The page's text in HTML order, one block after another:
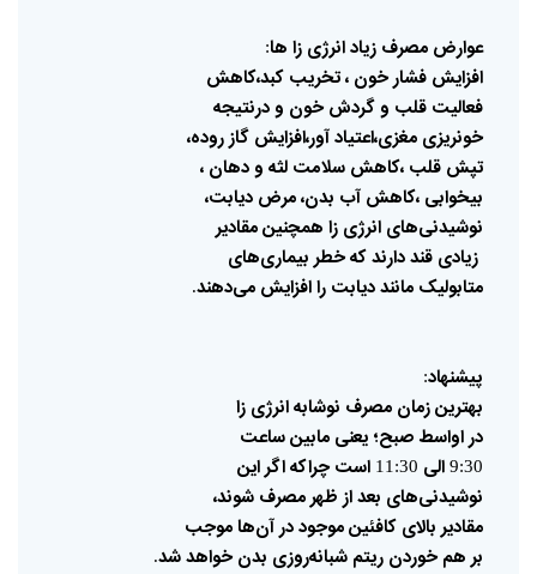
عوارض‌ مصرف زیادانرژی زا ها:
افزایش فشارخون ،تخریب کبد،کاهش
فعالیت قلب وگردش خون ودرنتیجه
خونریزی مغزی،اعتیادآور،افزایش گازروده،
تپش قلب ،کاهش سلامت لثه ودهان ،
بیخوابی ،کاهش آب بدن،مرض دیابت،
نوشیدنی‌های انرژی زا همچنینمقادیر
زیادی قنددارندکهخطر بیماری‌های
متابولیک ماننددیابت راافزایش می‌دهند.
پیشنهاد:
بهترینزمان مصرف نوشابهانرژی زا
دراواسطصبح؛ یعنی مابینساعت
9:30 الی است چراکهاگراین
نوشیدنی‌های بعداز ظهرمصرف شوند،
مقادیر بالای کافئینموجوددرآن‌هاموجب
بر هم خوردن ریتم شبانه‌روزی بدن خواهدشد.